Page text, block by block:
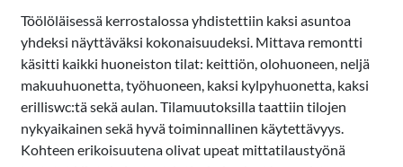
Töölöläisessä kerrostalossa yhdistettiin kaksi asuntoa
yhdeksi näyttäväksi kokonaisuudeksi. Mittava remontti
käsitti kaikki huoneiston tilat: keittiön, olohuoneen, neljä
makuuhuonetta, työhuoneen, kaksi kylpyhuonetta, kaksi
erilliswc:tä sekä aulan. Tilamuutoksilla taattiin tilojen
nykyaikainen sekä hyvä toiminnallinen käytettävyys.
Kohteen erikoisuutena olivat upeat mittatilaustyönä